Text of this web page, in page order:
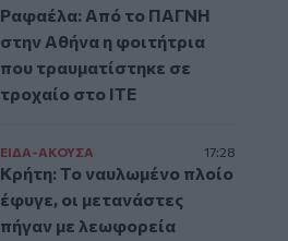
Ραφαέλα: Από το ΠΑΓΝΗ
στην Αθήνα η φοιτήτρια
που τραυματίστηκε σε
τροχαίο στο ΙΤΕ
ΕΙΔΑ-ΑΚΟΥΣΑ 17:28
Κρήτη: Το ναυλωμένο πλοίο
έφυγε, οι μετανάστες
πήγαν με λεωφορεία